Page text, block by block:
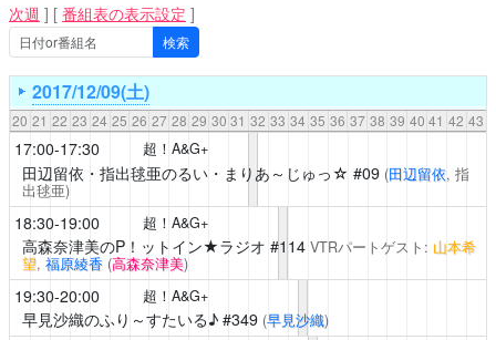
次週 ] [ 番組表の表示設定 ]
2017/12/09(土)
20 21 22 23 24 25 26 27 28 29 30 31 32 33 34 35 36 37 38 39 40 41 42 43
17:00-17:30 超！A&G+
田辺留依・指出毬亜のるい・まりあ～じゅっ☆ #09 (田辺留依, 指
出毬亜)
18:30-19:00 超！A&G+
高森奈津美のP！ットイン★ラジオ #114 VTRパートゲスト: 山本希
望, 福原綾香 (高森奈津美)
19:30-20:00 超！A&G+
早見沙織のふり～すたいる♪#349 (早見沙織)